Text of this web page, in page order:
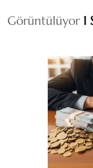
Görüntülüyor 1